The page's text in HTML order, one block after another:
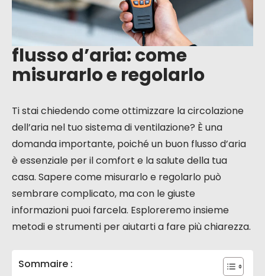
flusso d’aria: come
misurarlo e regolarlo
Ti stai chiedendo come ottimizzare la circolazione
dell’aria nel tuo sistema di ventilazione? È una
domanda importante, poiché un buon flusso d’aria
è essenziale per il comfort e la salute della tua
casa. Sapere come misurarlo e regolarlo può
sembrare complicato, ma con le giuste
informazioni puoi farcela. Esploreremo insieme
metodi e strumenti per aiutarti a fare più chiarezza.
Sommaire :